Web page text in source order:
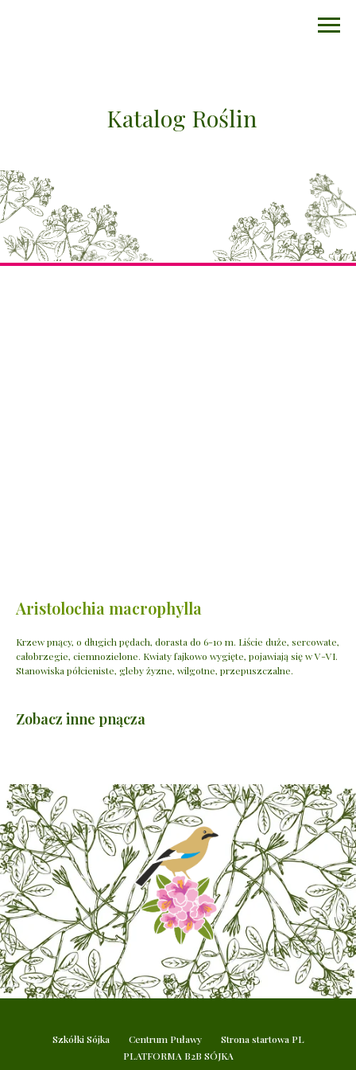
Katalog Roślin
Aristolochia macrophylla
Krzew pnący, o długich pędach, dorasta do 6-10 m. Liście duże, sercowate,
całobrzegie, ciemnozielone. Kwiaty fajkowo wygięte, pojawiają się w V-VI.
Stanowiska półcieniste, gleby żyzne, wilgotne, przepuszczalne.
Zobacz inne pnącza
Szkółki Sójka Centrum Puławy
Strona startowa PL
PLATFORMA B2B SÓJKA